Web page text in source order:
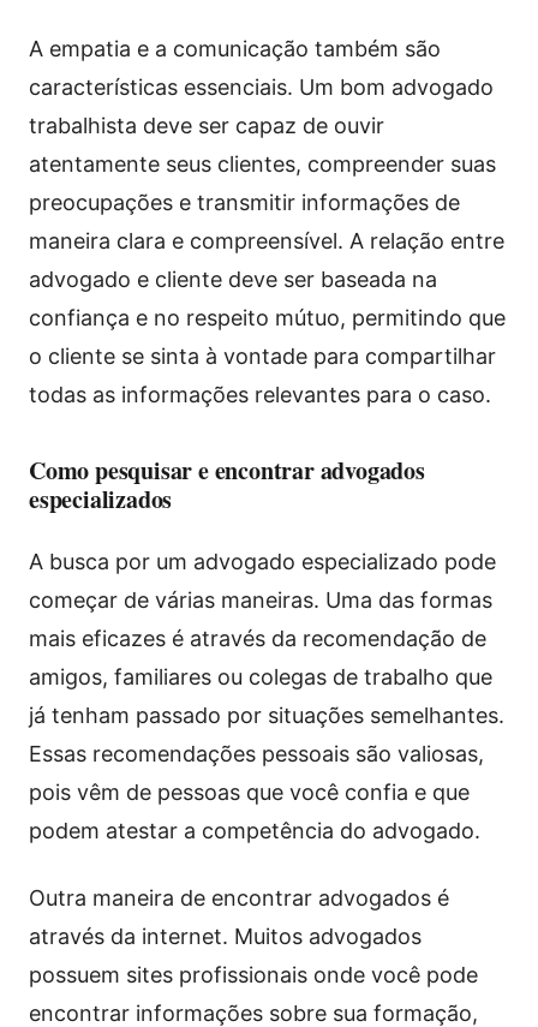
A empatia e a comunicação também são
características essenciais. Um bom advogado
trabalhista deve ser capaz de ouvir
atentamente seus clientes, compreender suas
preocupações e transmitir informações de
maneira clara e compreensível. A relação entre
advogado e cliente deve ser baseada na
confiança e no respeito mútuo, permitindo que
o cliente se sinta à vontade para compartilhar
todas as informações relevantes para o caso.
Como pesquisar e encontrar advogados
especializados
A busca por um advogado especializado pode
começar de várias maneiras. Uma das formas
mais eficazes é através da recomendação de
amigos, familiares ou colegas de trabalho que
já tenham passado por situações semelhantes.
Essas recomendações pessoais são valiosas,
pois vêm de pessoas que você confia e que
podem atestar a competência do advogado.
Outra maneira de encontrar advogados é
através da internet. Muitos advogados
possuem sites profissionais onde você pode
encontrar informações sobre sua formação,